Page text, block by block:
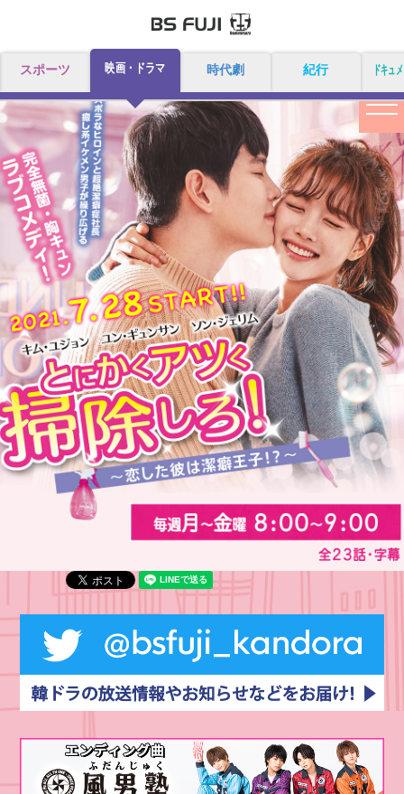
スポーツ 映画・ドラマ 時代劇 紀行 ドキュ